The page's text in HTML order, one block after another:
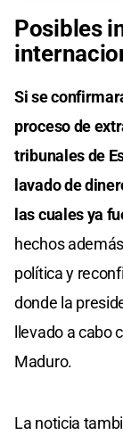
Posibles
Si se
proceso de
tribunales de
lavado de
las cuales ya
hechos
política y
donde la
llevado a cabo
Maduro.
La noticia